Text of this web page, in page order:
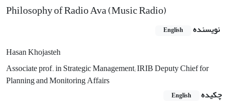
Philosophy of Radio Ava (Music Radio)
نویسنده English
Hasan Khojasteh
Associate prof. in Strategic Management; IRIB Deputy Chief for
Planning and Monitoring Affairs
چکیده
English